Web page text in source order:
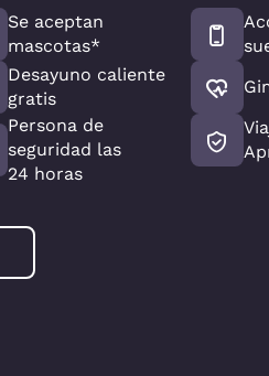
Se aceptan
mascotas*
Desayuno caliente
gratis
Persona de
seguridad las
24 horas